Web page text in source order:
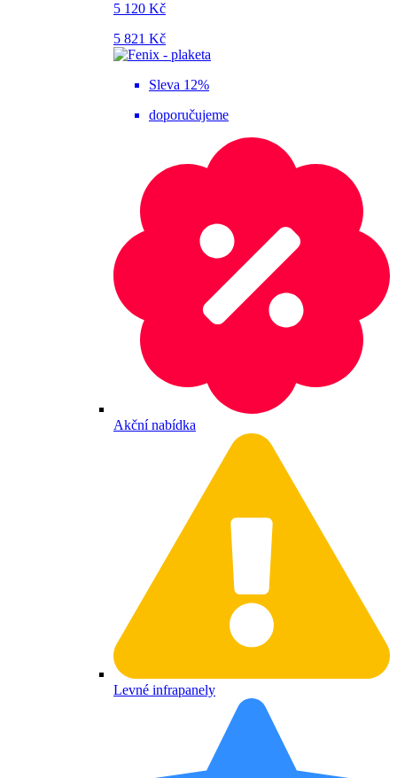
5 120 Kč
5 821 Kč
Sleva 12%
doporučujeme
Akční nabídka
Levné infrapanely